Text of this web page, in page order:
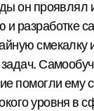
он проявлял
разработке
смекалку
помогли ему
уровня в